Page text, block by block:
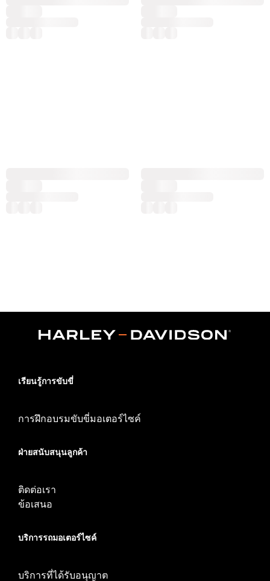
เรียนรู้การขับขี่
การฝึกอบรมขับขี่มอเตอร์ไซค์
ฝ่ายสนับสนุนลูกค้า
ติดต่อเรา
ข้อเสนอ
บริการรถมอเตอร์ไซค์​
บริการที่ได้รับอนุญาต